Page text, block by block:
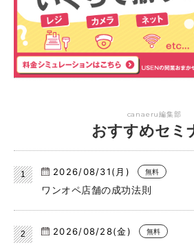
canaeru編集部
おすすめセミ
2026/08/31(月) 無料
ワンオペ店舗の成功法則
2026/08/28(金) 無料